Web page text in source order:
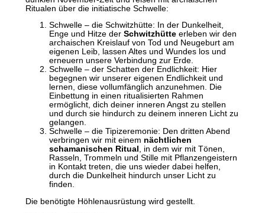
Ritualen über die initiatische Schwelle:
Schwelle – die Schwitzhütte: In der Dunkelheit,
Enge und Hitze der Schwitzhütteerleben wir den
archaischen Kreislauf von Tod und Neugeburt am
eigenen Leib, lassen Altes und Wundes los und
erneuern unsere Verbindung zur Erde.
Schwelle – der Schatten der Endlichkeit: Hier
begegnen wir unserer eigenen Endlichkeit und
lernen, diese vollumfänglich anzunehmen. Die
Einbettung in einen ritualisierten Rahmen
ermöglicht, dich deiner inneren Angst zu stellen
und durch sie hindurch zu deinem inneren Licht zu
gelangen.
Schwelle – die Tipizeremonie: Den dritten Abend
verbringen wir mit einem nächtlichen
schamanischen Ritual , in dem wir mit Tönen,
Rasseln, Trommeln und Stille mit Pflanzengeistern
in Kontakt treten, die uns wieder dabei helfen,
durch die Dunkelheit hindurch unser Licht zu
finden.
Die benötigte Höhlenausrüstung wird gestellt.